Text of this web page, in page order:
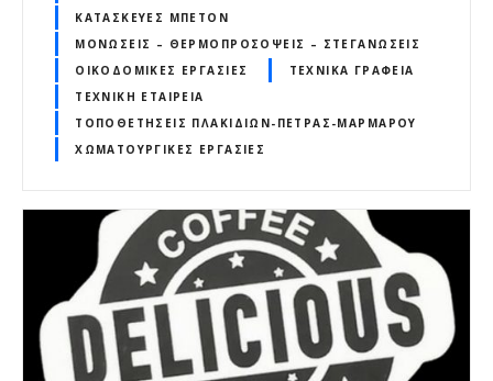
ΚΑΤΑΣΚΕΥΈΣ ΜΠΕΤΌΝ
ΜΟΝΏΣΕΙΣ – ΘΕΡΜΟΠΡΟΣΌΨΕΙΣ – ΣΤΕΓΑΝΏΣΕΙΣ
ΟΙΚΟΔΟΜΙΚΈΣ ΕΡΓΑΣΊΕΣ
ΤΕΧΝΙΚΆ ΓΡΑΦΕΊΑ
ΤΕΧΝΙΚΉ ΕΤΑΙΡΕΊΑ
ΤΟΠΟΘΕΤΉΣΕΙΣ ΠΛΑΚΙΔΊΩΝ-ΠΈΤΡΑΣ-ΜΆΡΜΑΡΟΥ
ΧΩΜΑΤΟΥΡΓΙΚΈΣ ΕΡΓΑΣΊΕΣ